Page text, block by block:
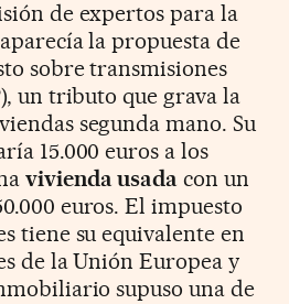
de expertos para la
la propuesta de
sobre transmisiones
un tributo que grava la
segunda mano. Su
15.000 euros a los
vivienda usada con un
euros. El impuesto
tiene su equivalente en
de la Unión Europea y
supuso una de